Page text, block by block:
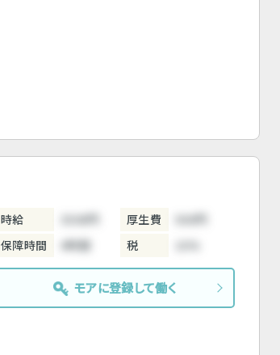
時給 3500円 厚生費
保障時間
4時間 税
モアに登録して働く